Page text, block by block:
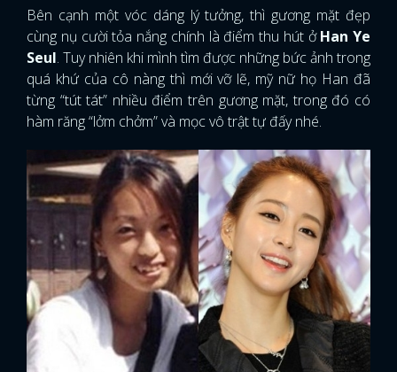
Bên cạnh một vóc dáng lý tưởng, thì gương mặt đẹp
cùng nụ cười tỏa nắng chính là điểm thu hút ởHan Ye
Seul. Tuy nhiên khi mình tìm được những bức ảnh trong
quá khứ của cô nàng thì mới vỡ lẽ, mỹ nữ họ Han đã
từng “tút tát” nhiều điểm trên gương mặt, trong đó có
hàm răng “lởm chởm” và mọc vô trật tự đấy nhé.